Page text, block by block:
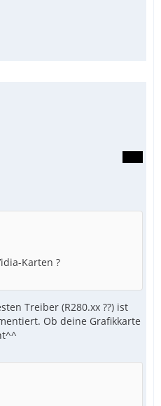
Karten ?
Treiber (R280.xx ??) ist
Ob deine Grafikkarte